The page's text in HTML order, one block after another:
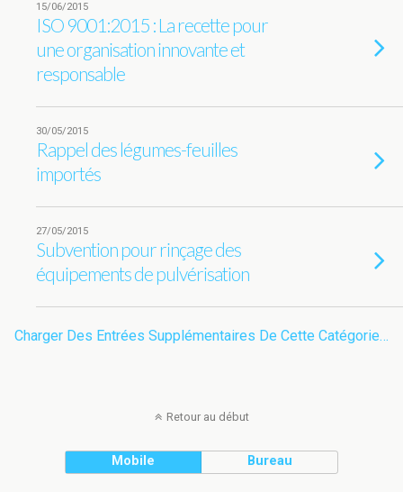
15/06/2015
ISO 9001:2015 : La recette pour
une organisation innovante et
responsable
30/05/2015
Rappel des légumes-feuilles
importés
27/05/2015
Subvention pour rinçage des
équipements de pulvérisation
Charger Des Entrées Supplémentaires De Cette Catégorie…
Retour au début
Mobile Bureau